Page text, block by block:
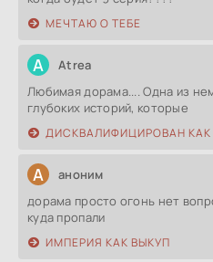
МЕЧТАЮ О ТЕБЕ
A Atrea
Любимая дорама.... Одна из
глубоких историй, которые
ДИСКВАЛИФИЦИРОВАН КАК
А аноним
дорама просто огонь нет
куда пропали
ИМПЕРИЯ КАК ВЫКУП